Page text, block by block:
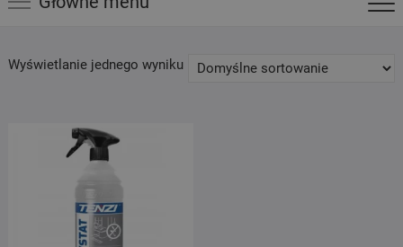
Wyświetlanie jednego wyniku